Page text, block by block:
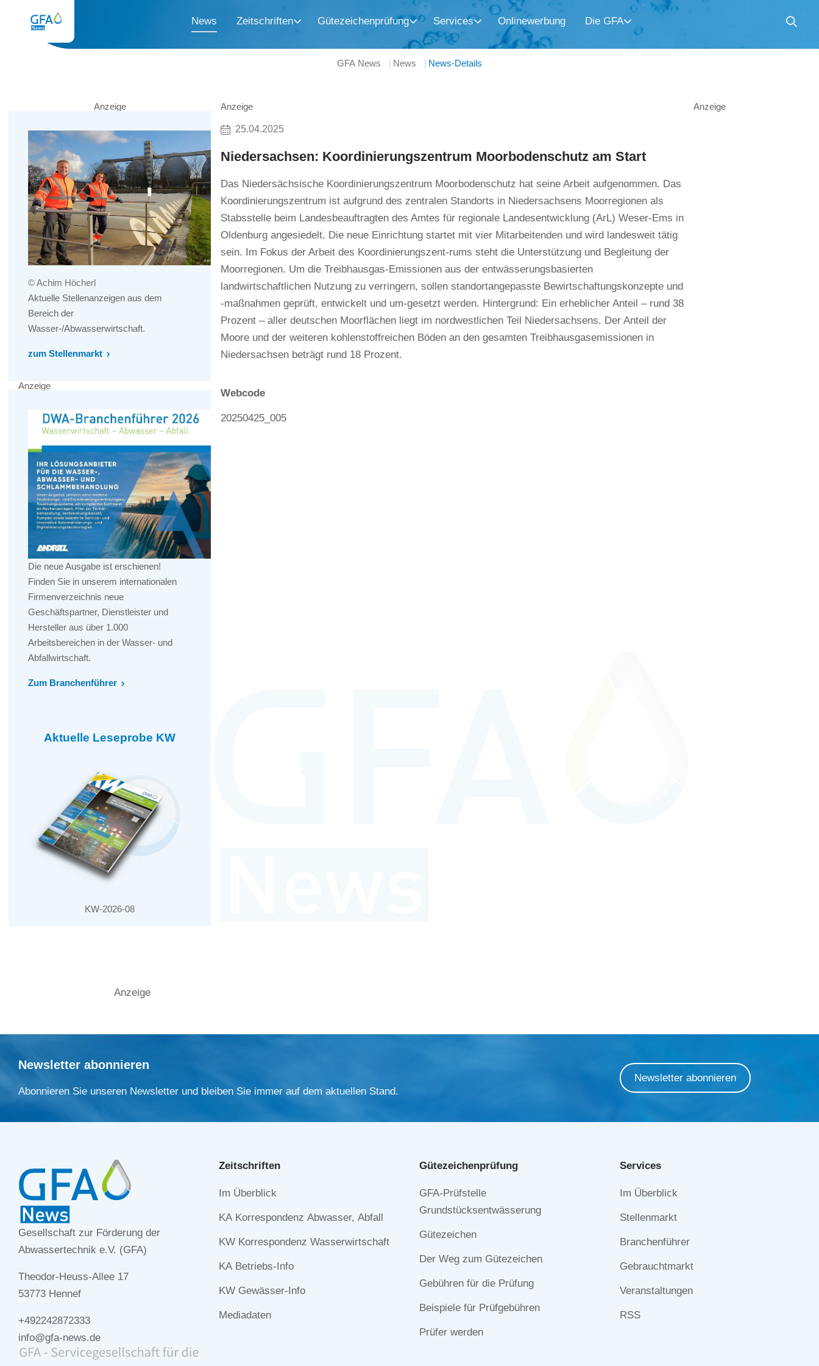
News Zeitschriften Gütezeichenprüfung Services Onlinewerbung Die GFA
GFA News News News-Details
Anzeige
25.04.2025
Niedersachsen: Koordinierungszentrum Moorbodenschutz am Start
Das Niedersächsische Koordinierungszentrum Moorbodenschutz hat seine Arbeit aufgenommen. Das
Koordinierungszentrum ist aufgrund des zentralen Standorts in Niedersachsens Moorregionen als
Stabsstelle beim Landesbeauftragten des Amtes für regionale Landesentwicklung (ArL) Weser-Ems in
Oldenburg angesiedelt. Die neue Einrichtung startet mit vier Mitarbeitenden und wird landesweit tätig
sein. Im Fokus der Arbeit des Koordinierungszent-rums steht die Unterstützung und Begleitung der
Moorregionen. Um die Treibhausgas-Emissionen aus der entwässerungsbasierten
landwirtschaftlichen Nutzung zu verringern, sollen standortangepasste Bewirtschaftungskonzepte und
-maßnahmen geprüft, entwickelt und um-gesetzt werden. Hintergrund: Ein erheblicher Anteil – rund 38
Prozent – aller deutschen Moorflächen liegt im nordwestlichen Teil Niedersachsens. Der Anteil der
Moore und der weiteren kohlenstoffreichen Böden an den gesamten Treibhausgasemissionen in
Niedersachsen beträgt rund 18 Prozent.
Webcode
20250425_005
Anzeige
© Achim Höcherl
Aktuelle Stellenanzeigen aus dem
Bereich der
Wasser-/Abwasserwirtschaft.
zum Stellenmarkt
Anzeige
Die neue Ausgabe ist erschienen!
Finden Sie in unserem internationalen
Firmenverzeichnis neue
Geschäftspartner, Dienstleister und
Hersteller aus über 1.000
Arbeitsbereichen in der Wasser- und
Abfallwirtschaft.
Zum Branchenführer
Aktuelle Leseprobe KW
KW-2026-08
Anzeige
Anzeige
Newsletter abonnieren
Abonnieren Sie unseren Newsletter und bleiben Sie immer auf dem aktuellen Stand.
Newsletter abonnieren
Gesellschaft zur Förderung der
Abwassertechnik e.V. (GFA)
Theodor-Heuss-Allee 17
53773 Hennef
+492242872333
info@gfa-news.de
Zeitschriften
Navigation
Im Überblick
KA Korrespondenz Abwasser, Abfall
KW Korrespondenz Wasserwirtschaft
KA Betriebs-Info
KW Gewässer-Info
Mediadaten
Gütezeichen­prüfung
Navigation
überspringen
GFA-Prüfstelle
Grundstücksentwässerung
Gütezeichen
Der Weg zum Gütezeichen
Gebühren für die Prüfung
Beispiele für Prüfgebühren
Prüfer werden
Services
Navigation
Im Überblick
Stellenmarkt
Branchenführer
Gebrauchtmarkt
Veranstaltungen
RSS